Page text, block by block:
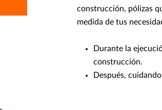
construcción, pólizas
medida de tus
Durante la
construcción.
Después,